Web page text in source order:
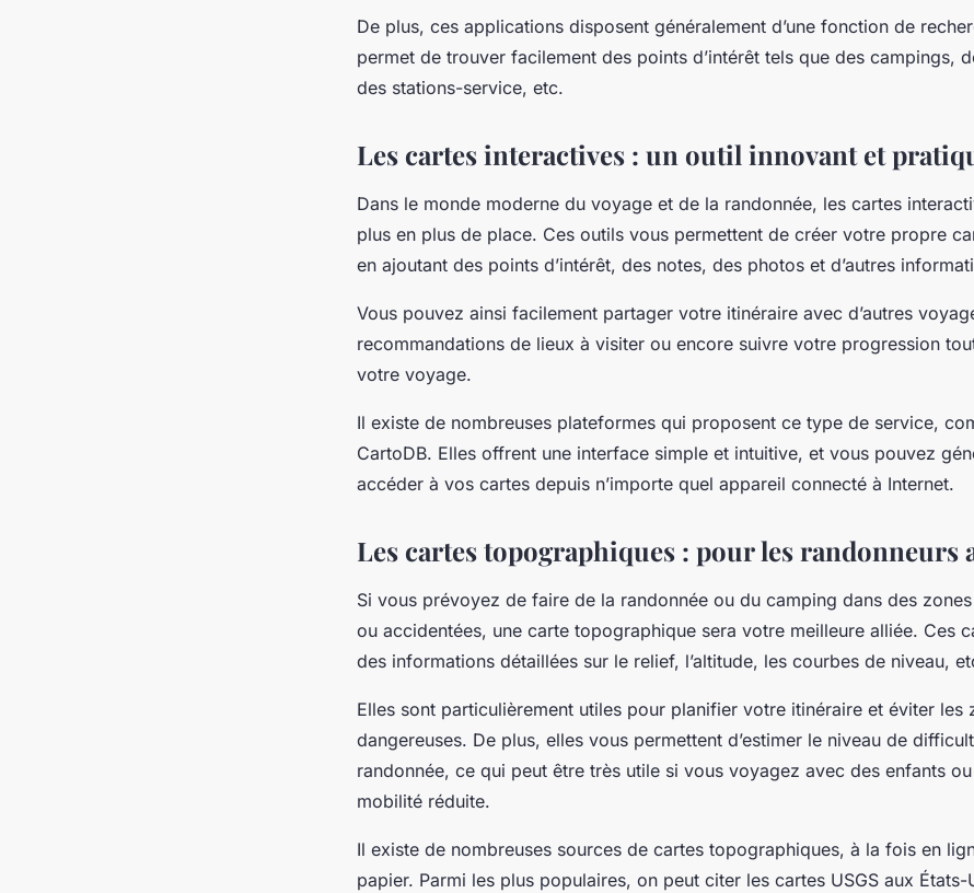
De plus, ces applications disposent généralement d’une fonction de
permet de trouver facilement des points d’intérêt tels que des campings,
des stations-service, etc.
Les cartes interactives : un outil innovant et
Dans le monde moderne du voyage et de la randonnée, les cartes
plus en plus de place. Ces outils vous permettent de créer votre propre
en ajoutant des points d’intérêt, des notes, des photos et d’autres
Vous pouvez ainsi facilement partager votre itinéraire avec d’autres
recommandations de lieux à visiter ou encore suivre votre progression
votre voyage.
Il existe de nombreuses plateformes qui proposent ce type de service,
CartoDB. Elles offrent une interface simple et intuitive, et vous pouvez
accéder à vos cartes depuis n’importe quel appareil connecté à Internet.
Les cartes topographiques : pour les randonneurs
Si vous prévoyez de faire de la randonnée ou du camping dans des
ou accidentées, une carte topographique sera votre meilleure alliée. Ces
des informations détaillées sur le relief, l’altitude, les courbes de niveau,
Elles sont particulièrement utiles pour planifier votre itinéraire et éviter les
dangereuses. De plus, elles vous permettent d’estimer le niveau de
randonnée, ce qui peut être très utile si vous voyagez avec des enfants
mobilité réduite.
Il existe de nombreuses sources de cartes topographiques, à la fois en
papier. Parmi les plus populaires, on peut citer les cartes USGS aux